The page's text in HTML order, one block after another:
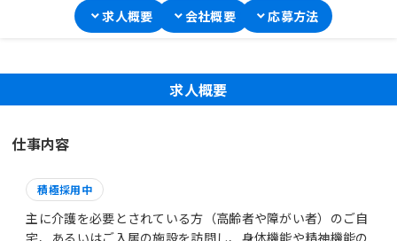
求人概要 会社概要 応募方法
求人概要
仕事内容
積極採用中
主に介護を必要とされている方（高齢者や障がい者）のご自
宅、あるいはご入居の施設を訪問し、身体機能や精神機能の